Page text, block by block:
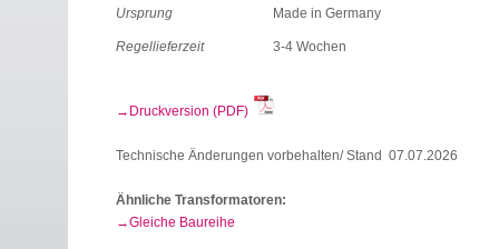
Ursprung Made in Germany
Regellieferzeit 3-4 Wochen
Druckversion (PDF)
Technische Änderungen vorbehalten/ Stand 07.07.2026
Ähnliche Transformatoren:
Gleiche Baureihe